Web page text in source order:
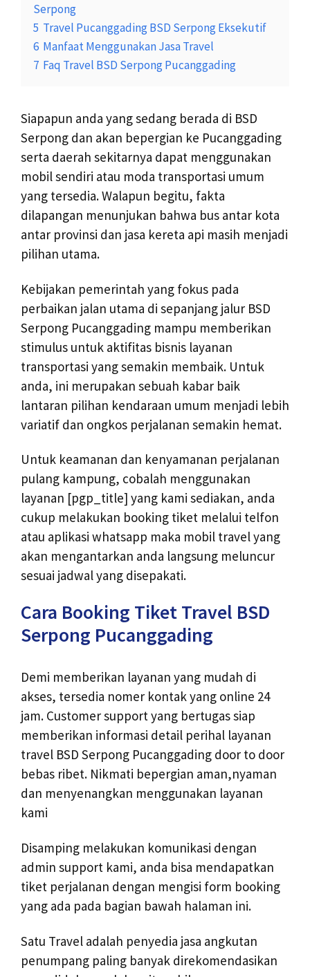
Serpong
5 Travel Pucanggading BSD Serpong Eksekutif
6 Manfaat Menggunakan Jasa Travel
7 Faq Travel BSD Serpong Pucanggading
Siapapun anda yang sedang berada di BSD
Serpong dan akan bepergian ke Pucanggading
serta daerah sekitarnya dapat menggunakan
mobil sendiri atau moda transportasi umum
yang tersedia. Walapun begitu, fakta
dilapangan menunjukan bahwa bus antar kota
antar provinsi dan jasa kereta api masih menjadi
pilihan utama.
Kebijakan pemerintah yang fokus pada
perbaikan jalan utama di sepanjang jalur BSD
Serpong Pucanggading mampu memberikan
stimulus untuk aktifitas bisnis layanan
transportasi yang semakin membaik. Untuk
anda, ini merupakan sebuah kabar baik
lantaran pilihan kendaraan umum menjadi lebih
variatif dan ongkos perjalanan semakin hemat.
Untuk keamanan dan kenyamanan perjalanan
pulang kampung, cobalah menggunakan
layanan [pgp_title] yang kami sediakan, anda
cukup melakukan booking tiket melalui telfon
atau aplikasi whatsapp maka mobil travel yang
akan mengantarkan anda langsung meluncur
sesuai jadwal yang disepakati.
Cara Booking Tiket Travel BSD
Serpong Pucanggading
Demi memberikan layanan yang mudah di
akses, tersedia nomer kontak yang online 24
jam. Customer support yang bertugas siap
memberikan informasi detail perihal layanan
travel BSD Serpong Pucanggading door to door
bebas ribet. Nikmati bepergian aman,nyaman
dan menyenangkan menggunakan layanan
kami
Disamping melakukan komunikasi dengan
admin support kami, anda bisa mendapatkan
tiket perjalanan dengan mengisi form booking
yang ada pada bagian bawah halaman ini.
Satu Travel adalah penyedia jasa angkutan
penumpang paling banyak direkomendasikan